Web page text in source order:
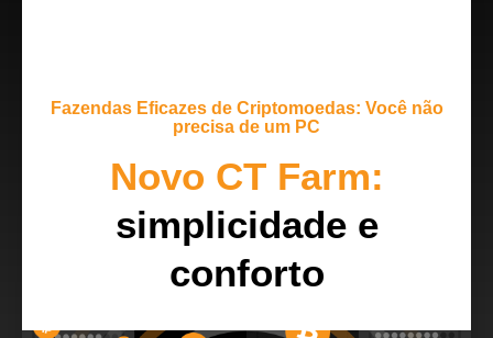
Fazendas Eficazes de Criptomoedas: Você não
precisa de um PC
Novo CT Farm:
simplicidade e
conforto